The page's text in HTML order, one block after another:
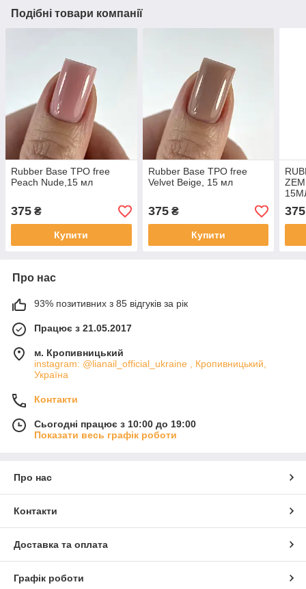
Подібні товари компанії
Rubber Base TPO free
Peach Nude,15 мл
375 ₴
Купити
Rubber Base TPO free
Velvet Beige, 15 мл
375₴
Купити
375
Про нас
93% позитивних з 85 відгуків за рік
Працює з 21.05.2017
м. Кропивницький
instagram: @lianail_official_ukraine , Кропивницький,
Україна
Контакти
Сьогодні працює з 10:00 до 19:00
Показати весь графік роботи
Про нас
Контакти
Доставка та оплата
Графік роботи